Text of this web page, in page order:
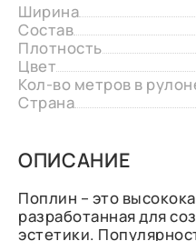
Ширина
Состав
Плотность
Цвет
Кол-во метров в
Страна
ОПИСАНИЕ
Поплин – это
разработанная для
эстетики.